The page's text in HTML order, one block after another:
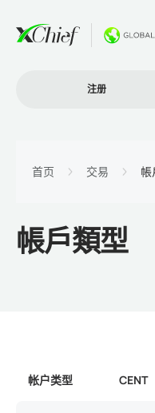
促销活动
注册
首页 交易 帳
帳戶類型
帐户类型 CENT